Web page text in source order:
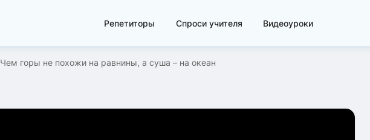
Репетиторы Спроси учителя Видеоуроки
Чем горы не похожи на равнины, а суша – на океан